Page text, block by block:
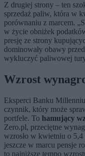
Z drugiej strony – ten
sprzedaż paliw, która w
porównaniu z marcem.
w życie obniżek
presję ze strony
dominowały obawy
wykluczyć paliwowej
Wzrost
Eksperci Banku
czynnik, który może
portfele. To hamujący
Zero.pl, przeciętne
wzrosło w kwietniu o
jeszcze w marcu pensje
to najniższe tempo